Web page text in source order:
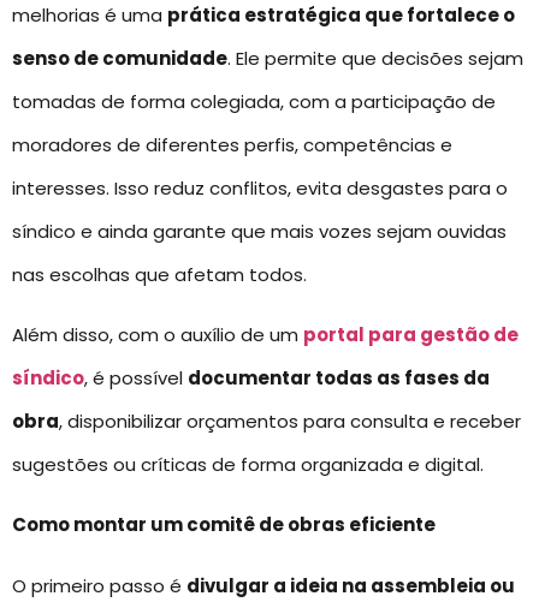
melhorias é uma prática estratégica que fortalece o
senso de comunidade. Ele permite que decisões sejam
tomadas de forma colegiada, com a participação de
moradores de diferentes perfis, competências e
interesses. Isso reduz conflitos, evita desgastes para o
síndico e ainda garante que mais vozes sejam ouvidas
nas escolhas que afetam todos.
Além disso, com o auxílio de um portal para gestão de
síndico, é possível documentar todas as fases da
obra, disponibilizar orçamentos para consulta e receber
sugestões ou críticas de forma organizada e digital.
Como montar um comitê de obras eficiente
O primeiro passo é divulgar a ideia na assembleia ou